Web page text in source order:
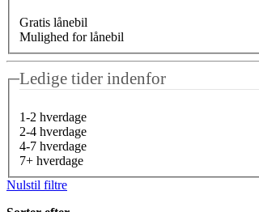
Gratis lånebil
Mulighed for lånebil
Ledige tider indenfor
1-2 hverdage
2-4 hverdage
4-7 hverdage
7+ hverdage
Nulstil filtre